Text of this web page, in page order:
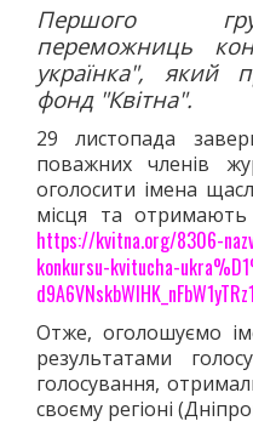
КІКБОКСИНГ
ДЗЮДО
ВІЛЬНА БОРОТЬБА
КАРАТЕ
АЙКІДО
ФРІФАЙТ
ММА
ХАПКІДО
КОМБАТАН
ЛЕГКА АТЛЕТИКА
БІГ
ХОДЬБА
СТРИБКИ ТА МЕТАННЯ
Першого
переможниць
українка", який
фонд "Квітна".
29 листопада
поважних членів
оголосити імена
місця та отримають
https://kvitna.org/8306-
konkursu-kvitucha-
Отже, оголошуємо
результатами
голосування,
своєму регіоні